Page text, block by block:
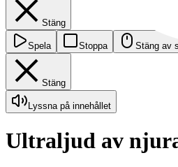
Stäng
Spela Stoppa Stäng av
Stäng
Lyssna på innehållet
Ultraljud av